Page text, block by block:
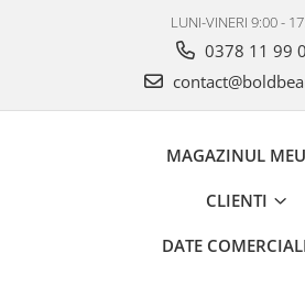
LUNI-VINERI 9:00 -
0378 11 99
MAGAZINUL MEU
CLIENTI
DATE